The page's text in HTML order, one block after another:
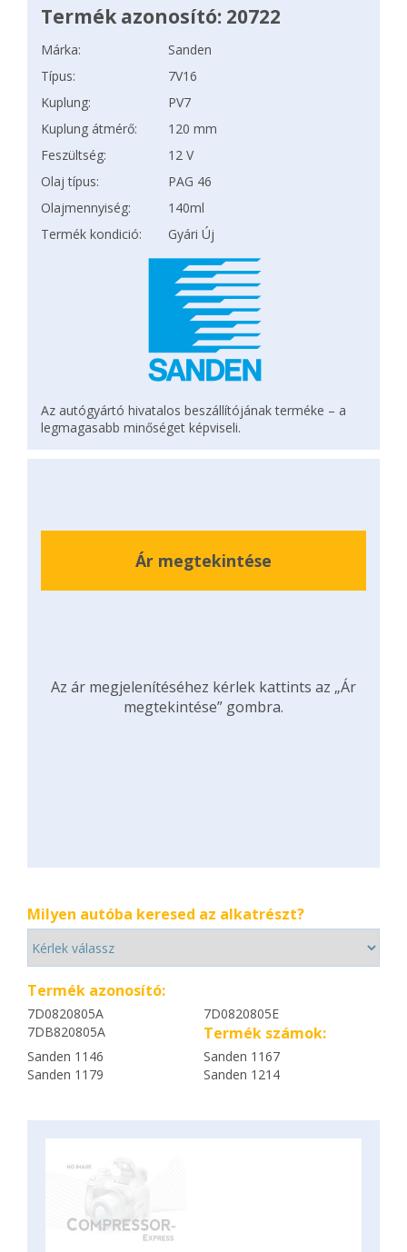
Termék azonosító: 20722
Márka:
Sanden
Típus:
7V16
Kuplung:
PV7
Kuplung átmérő:
120 mm
Feszültség:
12 V
Olaj típus:
PAG 46
Olajmennyiség:
140ml
Termék kondició:
Gyári Új
Az autógyártó hivatalos beszállítójának terméke – a
legmagasabb minőséget képviseli.
Ár megtekintése
Az ár megjelenítéséhez kérlek kattints az „Ár
megtekintése” gombra.
Milyen autóba keresed az alkatrészt?
Termék azonosító:
7D0820805A
7D0820805E
7DB820805A
Termék számok:
Sanden 1146
Sanden 1167
Sanden 1179
Sanden 1214